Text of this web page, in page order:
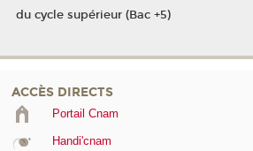
du cycle supérieur (Bac +5)
ACCÈS DIRECTS
Portail Cnam
Handi'cnam